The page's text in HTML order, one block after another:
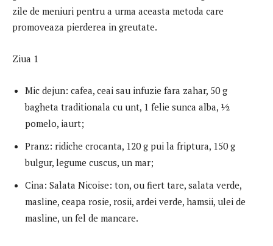
zile de meniuri pentru a urma aceasta metoda care
promoveaza pierderea in greutate.
Ziua 1
Mic dejun: cafea, ceai sau infuzie fara zahar, 50 g
bagheta traditionala cu unt, 1 felie sunca alba, 1⁄2
pomelo, iaurt;
Pranz: ridiche crocanta, 120 g pui la friptura, 150 g
bulgur, legume cuscus, un mar;
Cina: Salata Nicoise: ton, ou fiert tare, salata verde,
masline, ceapa rosie, rosii, ardei verde, hamsii, ulei de
masline, un fel de mancare.